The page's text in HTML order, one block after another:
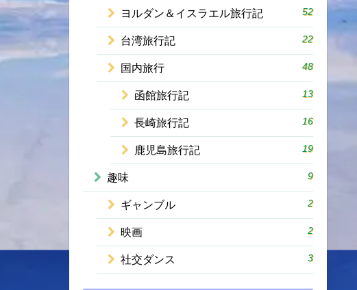
ヨルダン＆イスラエル旅行記 52
台湾旅行記 22
国内旅行 48
函館旅行記 13
長崎旅行記 16
鹿児島旅行記 19
趣味 9
ギャンブル 2
映画 2
社交ダンス 3